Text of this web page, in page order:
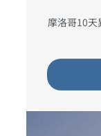
摩洛哥10